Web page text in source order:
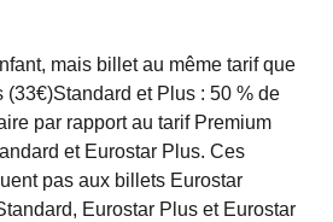
mais billet au même tarif que
(33€)Standard et Plus : 50 % de
par rapport au tarif Premium
et Eurostar Plus. Ces
pas aux billets Eurostar
Eurostar Plus et Eurostar